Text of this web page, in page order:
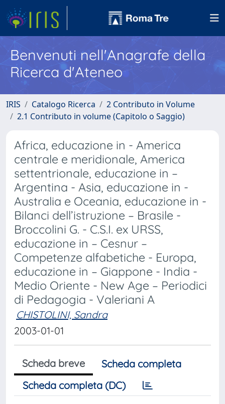
Benvenuti nell'Anagrafe della
Ricerca d'Ateneo
IRIS Catalogo Ricerca
2 Contributo in Volume
2.1 Contributo in volume (Capitolo o Saggio)
Africa, educazione in - America
centrale e meridionale, America
settentrionale, educazione in –
Argentina - Asia, educazione in -
Australia e Oceania, educazione in -
Bilanci dell’istruzione – Brasile -
Broccolini G. - C.S.I. ex URSS,
educazione in – Cesnur –
Competenze alfabetiche - Europa,
educazione in – Giappone - India -
Medio Oriente - New Age – Periodici
di Pedagogia - Valeriani A
CHISTOLINI, Sandra
2003-01-01
Scheda breve
Scheda completa
Scheda completa (DC)